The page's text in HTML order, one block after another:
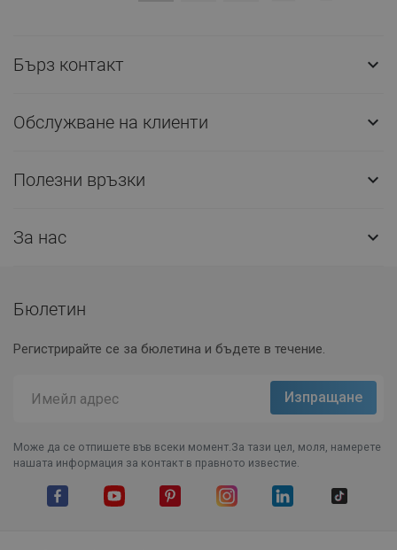
Бърз контакт 
Обслужване на клиенти 
Полезни връзки 
За нас 
Бюлетин
Регистрирайте се за бюлетина и бъдете в течение.
Може да се отпишете във всеки момент.За тази цел, моля, намерете
нашата информация за контакт в правното известие.